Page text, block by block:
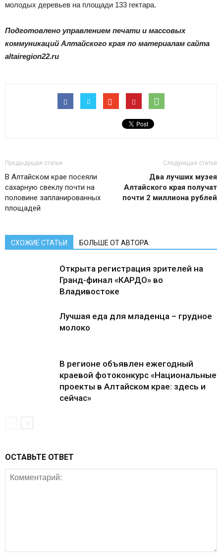
молодых деревьев на площади 133 гектара.
Подготовлено управлением печати и массовых
коммуникаций Алтайского края по материалам сайта
altairegion22.ru
Предыдущая статья
В Алтайском крае посеяли
сахарную свеклу почти на
половине запланированных
площадей
Следующая статья
Два лучших музея
Алтайского края получат
почти 2 миллиона рублей
СХОЖИЕ СТАТЬИ БОЛЬШЕ ОТ АВТОРА
Открыта регистрация зрителей на
Гранд-финал «КАРДО» во
Владивостоке
Лучшая еда для младенца – грудное
молоко
В регионе объявлен ежегодный
краевой фотоконкурс «Национальные
проекты в Алтайском крае: здесь и
сейчас»
ОСТАВЬТЕ ОТВЕТ